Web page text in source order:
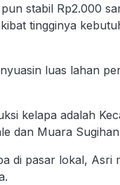
stabil Rp2.000
tingginya
luas lahan
kelapa adalah
dan Muara
di pasar lokal,